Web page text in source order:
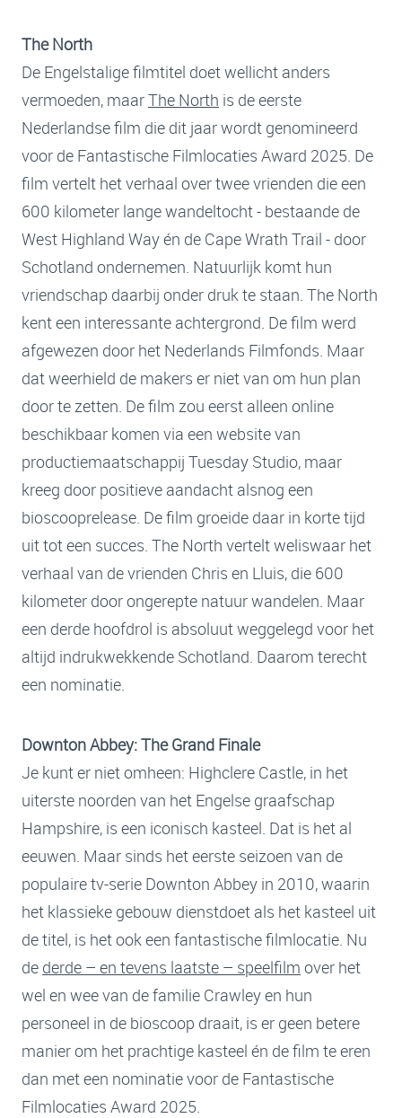
The North
De Engelstalige filmtitel doet wellicht anders
vermoeden, maarThe North is de eerste
Nederlandse film die dit jaar wordt genomineerd
voor de Fantastische Filmlocaties Award 2025. De
film vertelt het verhaal over twee vrienden die een
600 kilometer lange wandeltocht - bestaande de
West Highland Way én de Cape Wrath Trail - door
Schotland ondernemen. Natuurlijk komt hun
vriendschap daarbij onder druk te staan. The North
kent een interessante achtergrond. De film werd
afgewezen door het Nederlands Filmfonds. Maar
dat weerhield de makers er niet van om hun plan
door te zetten. De film zou eerst alleen online
beschikbaar komen via een website van
productiemaatschappij Tuesday Studio, maar
kreeg door positieve aandacht alsnog een
bioscooprelease. De film groeide daar in korte tijd
uit tot een succes. The North vertelt weliswaar het
verhaal van de vrienden Chris en Lluis, die 600
kilometer door ongerepte natuur wandelen. Maar
een derde hoofdrol is absoluut weggelegd voor het
altijd indrukwekkende Schotland. Daarom terecht
een nominatie.
Downton Abbey: The Grand Finale
Je kunt er niet omheen: Highclere Castle, in het
uiterste noorden van het Engelse graafschap
Hampshire, is een iconisch kasteel. Dat is het al
eeuwen. Maar sinds het eerste seizoen van de
populaire tv-serie Downton Abbey in 2010, waarin
het klassieke gebouw dienstdoet als het kasteel uit
de titel, is het ook een fantastische filmlocatie. Nu
de derde – en tevens laatste – speelfilm over het
wel en wee van de familie Crawley en hun
personeel in de bioscoop draait, is er geen betere
manier om het prachtige kasteel én de film te eren
dan met een nominatie voor de Fantastische
Filmlocaties Award 2025.